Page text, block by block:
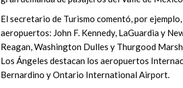
El secretario de Turismo comentó, por
aeropuertos: John F. Kennedy, LaGuardia y
Reagan, Washington Dulles y Thurgood
Los Ángeles destacan los aeropuertos
Bernardino y Ontario International Airport.